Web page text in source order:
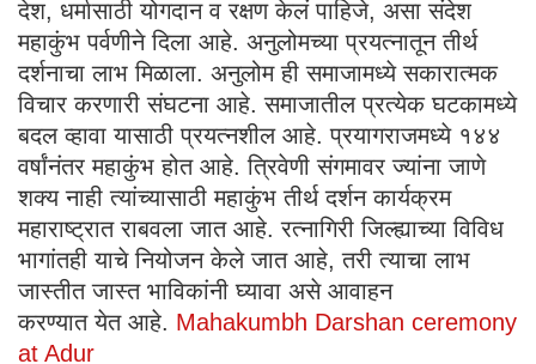
देश, धर्मासाठी योगदान व रक्षण केलं पाहिजे, असा संदेश
महाकुंभ पर्वणीने दिला आहे. अनुलोमच्या प्रयत्नातून तीर्थ
दर्शनाचा लाभ मिळाला. अनुलोम ही समाजामध्ये सकारात्मक
विचार करणारी संघटना आहे. समाजातील प्रत्येक घटकामध्ये
बदल व्हावा यासाठी प्रयत्नशील आहे. प्रयागराजमध्ये १४४
वर्षांनंतर महाकुंभ होत आहे. त्रिवेणी संगमावर ज्यांना जाणे
शक्य नाही त्यांच्यासाठी महाकुंभ तीर्थ दर्शन कार्यक्रम
महाराष्ट्रात राबवला जात आहे. रत्नागिरी जिल्ह्याच्या विविध
भागांतही याचे नियोजन केले जात आहे, तरी त्याचा लाभ
जास्तीत जास्त भाविकांनी घ्यावा असे आवाहन
करण्यात येत आहे. Mahakumbh Darshan ceremony
at Adur